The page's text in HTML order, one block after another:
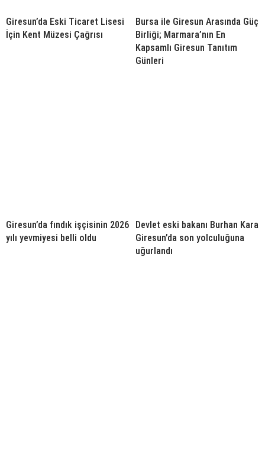
Giresun’da Eski Ticaret Lisesi
İçin Kent Müzesi Çağrısı
Bursa ile Giresun Arasında Güç
Birliği; Marmara’nın En
Kapsamlı Giresun Tanıtım
Günleri
Giresun’da fındık işçisinin 2026
yılı yevmiyesi belli oldu
Devlet eski bakanı Burhan Kara
Giresun’da son yolculuğuna
uğurlandı